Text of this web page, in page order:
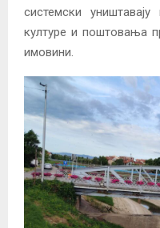
системски
културе и поштовања
имовини.